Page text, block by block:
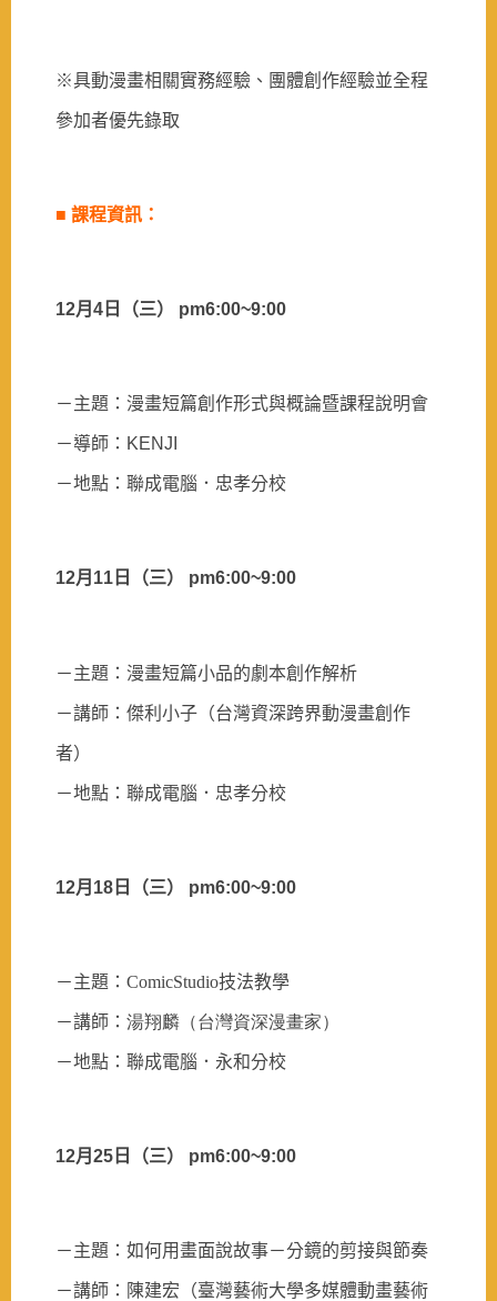
※具動漫畫相關實務經驗、團體創作經驗並全程
參加者優先錄取
■ 課程資訊：
12月 4 日 （三） pm6:00~9:00
－主題：漫畫短篇創作形式與概論暨課程說明會
－導師： KENJI
－地點：聯成電腦．忠孝分校
12月 11 日 （三） pm6:00~9:00
－主題：漫畫短篇小品的劇本創作解析
－講師：傑利小子（台灣資深跨界動漫畫創作
者）
－地點：聯成電腦．忠孝分校
12月 18 日 （三） pm6:00~9:00
－主題：ComicStudio技法教學
－講師： 湯翔麟（台灣資深漫畫家）
－地點：聯成電腦．永和分校
12月 25 日 （三） pm6:00~9:00
－主題：如何用畫面說故事－分鏡的剪接與節奏
－講師：陳建宏（臺灣藝術大學多媒體動畫藝術